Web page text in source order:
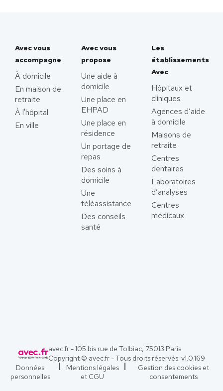
Avec vous
accompagne
À domicile
En maison de
retraite
À l'hôpital
En ville
Avec vous
propose
Une aide à
domicile
Une place en
EHPAD
Une place en
résidence
Un portage de
repas
Des soins à
domicile
Une
téléassistance
Des conseils
santé
Les
établissements
Avec
Hôpitaux et
cliniques
Agences d’aide
à domicile
Maisons de
retraite
Centres
dentaires
Laboratoires
d’analyses
Centres
médicaux
avec.fr - 105 bis rue de Tolbiac, 75013 Paris
Copyright © avec.fr - Tous droits réservés. v1.0.169
Données
personnelles
Mentions légales
et CGU
Gestion des cookies et
consentements